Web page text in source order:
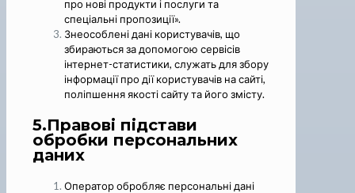
про нові продукти і послуги та
спеціальні пропозиції».
Знеособлені дані користувачів, що
збираються за допомогою сервісів
інтернет-статистики, служать для збору
інформації про дії користувачів на сайті,
поліпшення якості сайту та його змісту.
5.Правові підстави
обробки персональних
даних
Оператор обробляє персональні дані